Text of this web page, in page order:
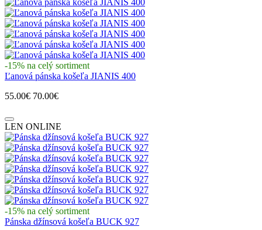
-15% na celý sortiment
Ľanová pánska košeľa JIANIS 400
55.00€ 70.00€
LEN ONLINE
-15% na celý sortiment
Pánska džínsová košeľa BUCK 927